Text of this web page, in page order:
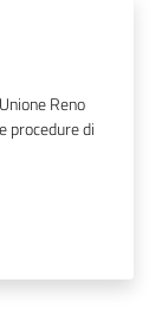
Reno
procedure di